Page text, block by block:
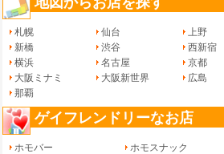
札幌 仙台 上野
新橋
渋谷 西新宿
横浜
名古屋 京都
大阪ミナミ
大阪新世界 広島
那覇
ゲイフレンドリーなお店
ホモバー ホモスナック